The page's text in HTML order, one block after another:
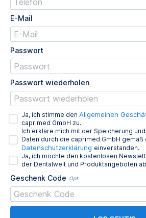
E-Mail
Passwort
Passwort wiederholen
Ja, ich stimme den Allgemeinen
caprimed GmbH zu.
Ich erkläre mich mit der Speicherung
Daten durch die caprimed GmbH gemäß
Datenschutzerklärung einverstanden.
Ja, ich möchte den kostenlosen
der Dentalwelt und Produktangeboten
Geschenk Code Opt.